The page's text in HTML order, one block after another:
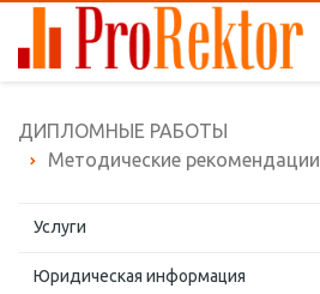
ДИПЛОМНЫЕ РАБОТЫ
Методические рекомендации
Услуги
Юридическая информация